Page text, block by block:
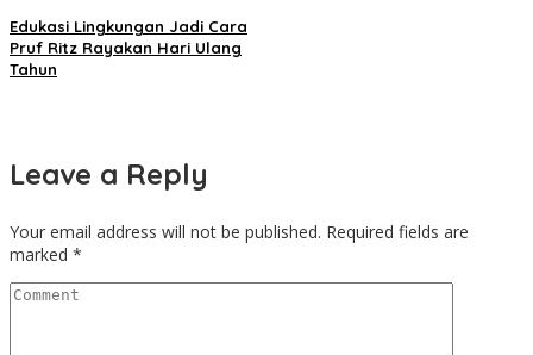
Edukasi Lingkungan Jadi Cara
Pruf Ritz Rayakan Hari Ulang
Tahun
Leave a Reply
Your email address will not be published. Required fields are
marked *